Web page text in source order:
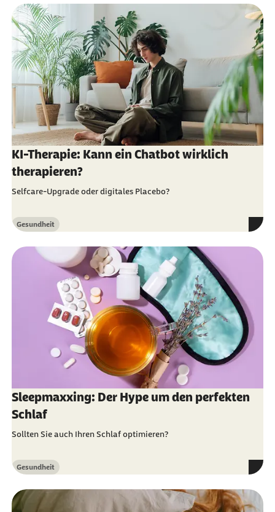
KI-Therapie: Kann ein Chatbot wirklich
therapieren?
Selfcare-Upgrade oder digitales Placebo?
Kategorie
Gesundheit
Sleepmaxxing: Der Hype um den perfekten
Schlaf
Sollten Sie auch Ihren Schlaf optimieren?
Kategorie
Gesundheit